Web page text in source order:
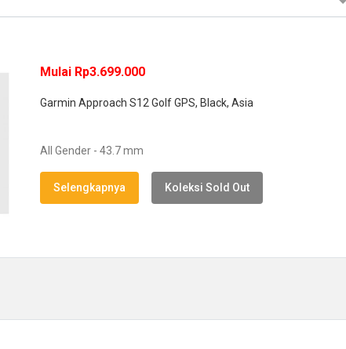
Mulai Rp3.699.000
Garmin Approach S12 Golf GPS, Black, Asia
All Gender - 43.7 mm
Selengkapnya Koleksi Sold Out